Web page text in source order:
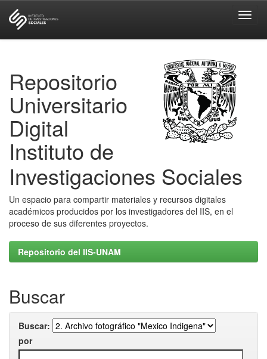
Repositorio
Universitario
Digital
Instituto de
Investigaciones Sociales
Un espacio para compartir materiales y recursos digitales
académicos producidos por los investigadores del IIS, en el
proceso de sus diferentes proyectos.
Repositorio del IIS-UNAM
Buscar
Buscar:
por